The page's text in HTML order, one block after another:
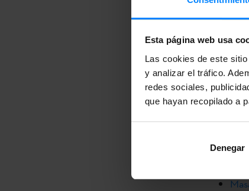
Esta página web usa
Las cookies de este
y analizar el tráfico.
redes sociales,
que hayan recopilado a
Denegar
¡Vota
los/las
Beti